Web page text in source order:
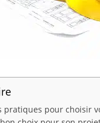
pratiques pour choisir